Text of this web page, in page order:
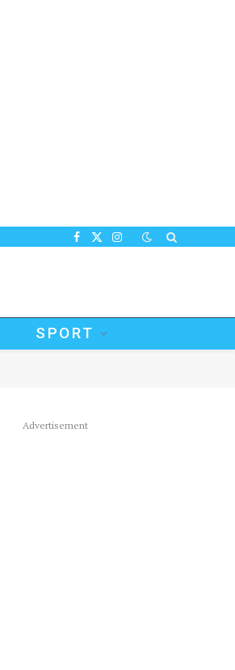
Facebook
X
Instagram
SPORT
Advertisement